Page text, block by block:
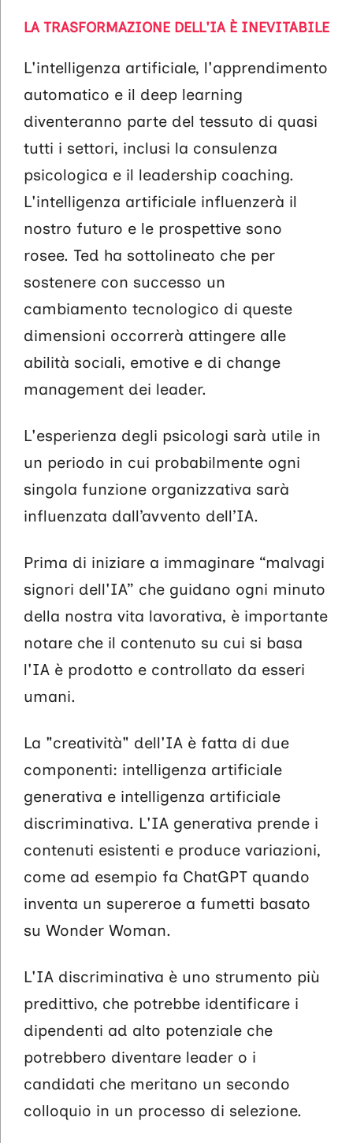
LA TRASFORMAZIONE DELL'IA È INEVITABILE
L'intelligenza artificiale, l'apprendimento
automatico e il deep learning
diventeranno parte del tessuto di quasi
tutti i settori, inclusi la consulenza
psicologica e il leadership coaching.
L'intelligenza artificiale influenzerà il
nostro futuro e le prospettive sono
rosee. Ted ha sottolineato che per
sostenere con successo un
cambiamento tecnologico di queste
dimensioni occorrerà attingere alle
abilità sociali, emotive e di change
management dei leader.
L'esperienza degli psicologi sarà utile in
un periodo in cui probabilmente ogni
singola funzione organizzativa sarà
influenzata dall’avvento dell’IA.
Prima di iniziare a immaginare “malvagi
signori dell'IA” che guidano ogni minuto
della nostra vita lavorativa, è importante
notare che il contenuto su cui si basa
l'IA è prodotto e controllato da esseri
umani.
La "creatività" dell'IA è fatta di due
componenti: intelligenza artificiale
generativa e intelligenza artificiale
discriminativa. L'IA generativa prende i
contenuti esistenti e produce variazioni,
come ad esempio fa ChatGPT quando
inventa un supereroe a fumetti basato
su Wonder Woman.
L'IA discriminativa è uno strumento più
predittivo, che potrebbe identificare i
dipendenti ad alto potenziale che
potrebbero diventare leader o i
candidati che meritano un secondo
colloquio in un processo di selezione.